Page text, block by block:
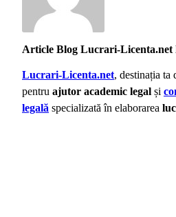
Article Blog Lucrari-Licenta.net
Lucrari-Licenta.net, destinația ta
pentru ajutor academic legal și
legală specializată în elaborarea